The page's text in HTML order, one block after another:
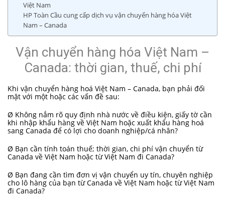
Việt Nam
HP Toàn Cầu cung cấp dịch vụ vận chuyển hàng hóa Việt
Nam – Canada
Vận chuyển hàng hóa Việt Nam –
Canada: thời gian, thuế, chi phí
Khi vận chuyển hàng hoá Việt Nam – Canada, bạn phải đối
mặt với một hoặc các vấn đề sau:
Ø Không nắm rõ quy định nhà nước về điều kiện, giấy tờ cần
khi nhập khẩu hàng về Việt Nam hoặc xuất khẩu hàng hoá
sang Canada để có lợi cho doanh nghiệp/cá nhân?
Ø Bạn cần tính toán thuế; thời gian, chi phí vận chuyển từ
Canada về Việt Nam hoặc từ Việt Nam đi Canada?
Ø Bạn đang cần tìm đơn vị vận chuyển uy tín, chuyên nghiệp
cho lô hàng của bạn từ Canada về Việt Nam hoặc từ Việt Nam
đi Canada?